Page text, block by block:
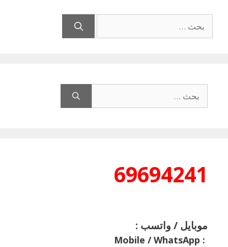
عن:
عن:
69694241
موبايل / واتسب :
:
Mobile / WhatsApp